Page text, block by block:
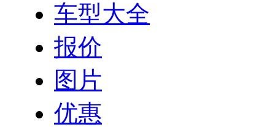
车型大全
报价
图片
优惠